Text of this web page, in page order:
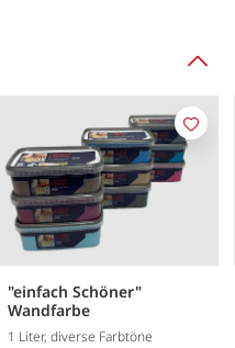
"einfach Schöner"
Wandfarbe
1 Liter, diverse Farbtöne